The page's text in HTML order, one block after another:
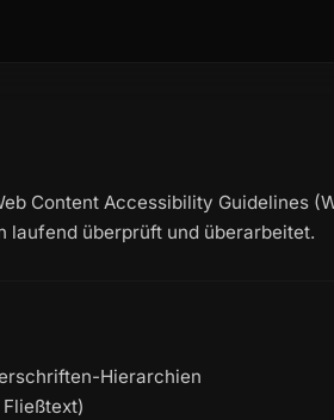
Content Accessibility Guidelines
laufend überprüft und überarbeitet.
Hierarchien